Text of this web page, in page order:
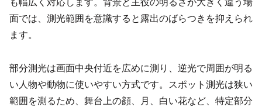
も幅広く対応します。背景と主役の明るさが大きく違う場
面では、測光範囲を意識すると露出のばらつきを抑えられ
ます。
部分測光は画面中央付近を広めに測り、逆光で周囲が明る
い人物や動物に使いやすい方式です。スポット測光は狭い
範囲を測るため、舞台上の顔、月、白い花など、特定部分